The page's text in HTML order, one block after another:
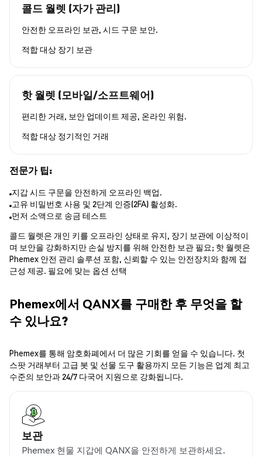
콜드 월렛 (자가 관리)
안전한 오프라인 보관, 시드 구문 보안.
적합 대상 장기 보관
핫 월렛 (모바일/소프트웨어)
편리한 거래, 보안 업데이트 제공, 온라인 위험.
적합 대상 정기적인 거래
전문가 팁:
지갑 시드 구문을 안전하게 오프라인 백업.
고유 비밀번호 사용 및 2단계 인증(2FA) 활성화.
먼저 소액으로 송금 테스트
콜드 월렛은 개인 키를 오프라인 상태로 유지, 장기 보관에 이상적이
며 보안을 강화하지만 손실 방지를 위해 안전한 보관 필요; 핫 월렛은
Phemex 안전 관리 솔루션 포함, 신뢰할 수 있는 안전장치와 함께 접
근성 제공. 필요에 맞는 옵션 선택
Phemex에서 QANX를 구매한 후 무엇을 할
수 있나요?
Phemex를 통해 암호화폐에서 더 많은 기회를 얻을 수 있습니다. 첫
스팟 거래부터 고급 봇 및 선물 도구 활용까지 모든 기능은 업계 최고
수준의 보안과 24/7 다국어 지원으로 강화됩니다.
보관
Phemex 현물 지갑에 QANX을 안전하게 보관하세요.